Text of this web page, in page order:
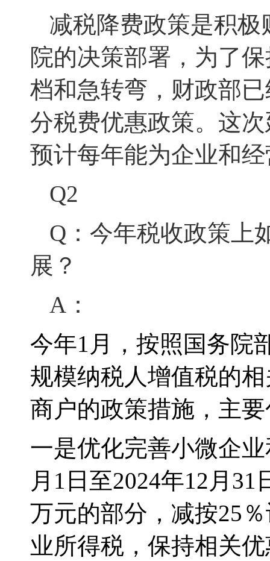
减税降费政策是积
院的决策部署，为了
档和急转弯，财政部
分税费优惠政策。这
预计每年能为企业和
Q2
Q：今年税收政策上
展？
A：
今年1月，按照国务院
规模纳税人增值税的
商户的政策措施，主
一是优化完善小微企
月1日至2024年12月
万元的部分，减按25
业所得税，保持相关